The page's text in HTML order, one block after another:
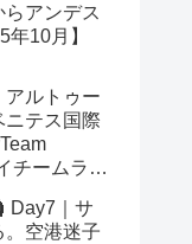
らアンデス
10月】
アルトゥー
ニテス国際
チームラウ
2025年10
Day7｜サ
。空港迷子